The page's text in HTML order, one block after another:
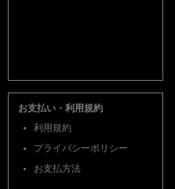
お支払い・利用規約
利用規約
プライバシーポリシー
お支払方法